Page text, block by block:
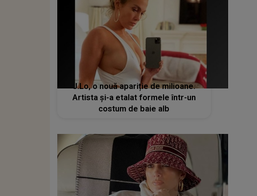
J.Lo, o nouă apariție de milioane.
Artista și-a etalat formele într-un
costum de baie alb